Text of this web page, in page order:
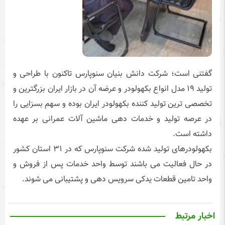
گفتنی است؛ شرکت دانش بنیان سنوپارس تاکنون با طراحی و
تولید ۱۹ مدل انواع بکهولودر و عرضه آن در بازار ایران بزرگترین و
تخصصی ترین تولید کننده بکهولودر ایران بوده و سهم بسزایی را
در عرصه تولید و خدمات دهی ماشین آلات عمرانی بر عهده
داشته است.
بکهولودرهای تولید شده شرکت سنوپارس که در ۳۱ استان کشور
در حال فعالیت می باشند توسط واحد خدمات پس از فروش و
واحد تامین قطعات یدکی سرویس دهی و پشتیبانی می شوند.
اخبار مرتبط